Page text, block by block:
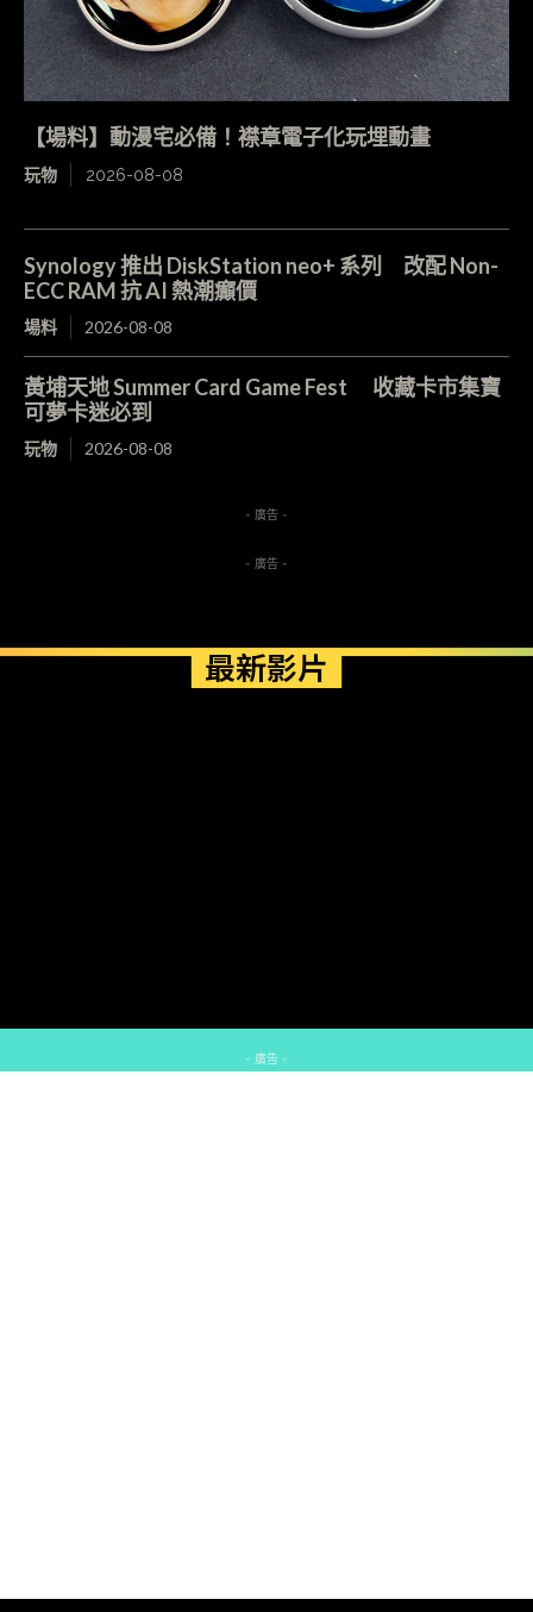
【場料】動漫宅必備！襟章電子化玩埋動畫
玩物 2026-08-08
Synology 推出 DiskStation neo+ 系列 改配 Non-
ECC RAM 抗 AI 熱潮癲價
場料 2026-08-08
黃埔天地 Summer Card Game Fest 收藏卡市集寶
可夢卡迷必到
玩物 2026-08-08
- 廣告 -
- 廣告 -
最新影片
- 廣告 -